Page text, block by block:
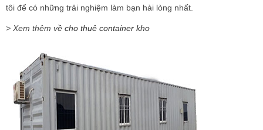
tôi để có những trải nghiệm làm bạn hài lòng nhất.
> Xem thêm về cho thuê container kho